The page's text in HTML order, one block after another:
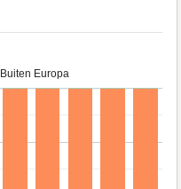
Buiten Europa